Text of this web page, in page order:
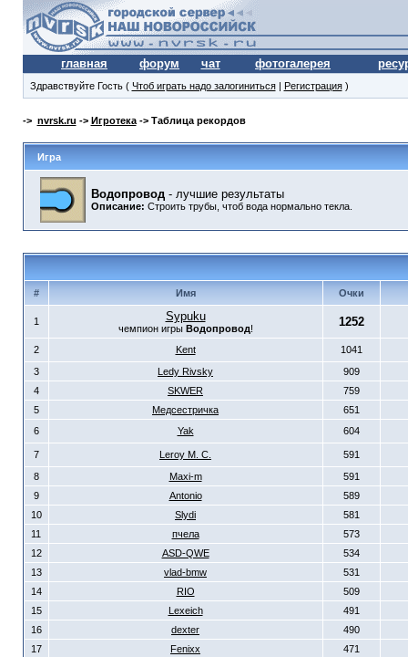
главная форум чат фотогалерея
Здравствуйте Гость ( Чтоб играть надо залогиниться| Регистрация)
-> nvrsk.ru -> Игротека-> Таблица рекордов
Игра
Водопровод- лучшие результаты
Описание: Строить трубы, чтоб вода нормально текла.
# Имя Очки
1 Sypuku
чемпион игры Водопровод! 1252
2 Kent
1041
3
Ledy Rivsky
909
4
SKWER
759
5
Медсестричка
651
6
Yak 604
7 Leroy M. C.
591
8
Maxi-m
591
9
Antonio
589
10
Slydi
581
11
пчела
573
12
ASD-QWE
534
13
vlad-bmw
531
14
RIO
509
15
Lexeich
491
16
dexter
490
17
Fenixx
471